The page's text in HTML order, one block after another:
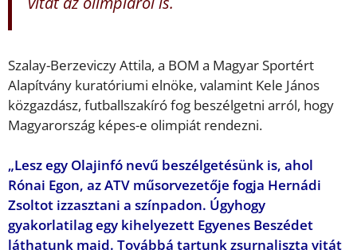
Szalay-Berzeviczy Attila, a BOM a Magyar Sportért
Alapítvány kuratóriumi elnöke, valamint Kele János
közgazdász, futballszakíró fog beszélgetni arról, hogy
Magyarország képes-e olimpiát rendezni.
„Lesz egy Olajinfó nevű beszélgetésünk is, ahol
Rónai Egon, az ATV műsorvezetője fogja Hernádi
Zsoltot izzasztani a színpadon. Úgyhogy
gyakorlatilag egy kihelyezett Egyenes Beszédet
láthatunk majd. Továbbá tartunk zsurnaliszta vitát